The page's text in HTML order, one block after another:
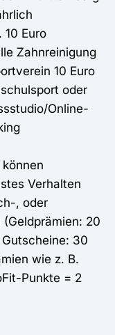
Euro
Zahnreinigung
10 Euro
oder
Online-
Verhalten
, oder
20
Gutscheine: 30
wie z. B.
Punkte = 2